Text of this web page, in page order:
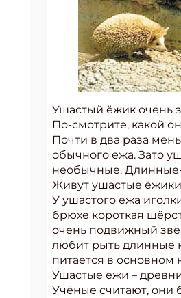
Ушастый ёжик очень
По-смотрите, какой
Почти в два раза
обычного ежа. Зато
необычные.
Живут ушастые
У ушастого ежа
брюхе короткая
очень подвижный
любит рыть длинные
питается в основном
Ушастые ежи –
Учёные считают, они